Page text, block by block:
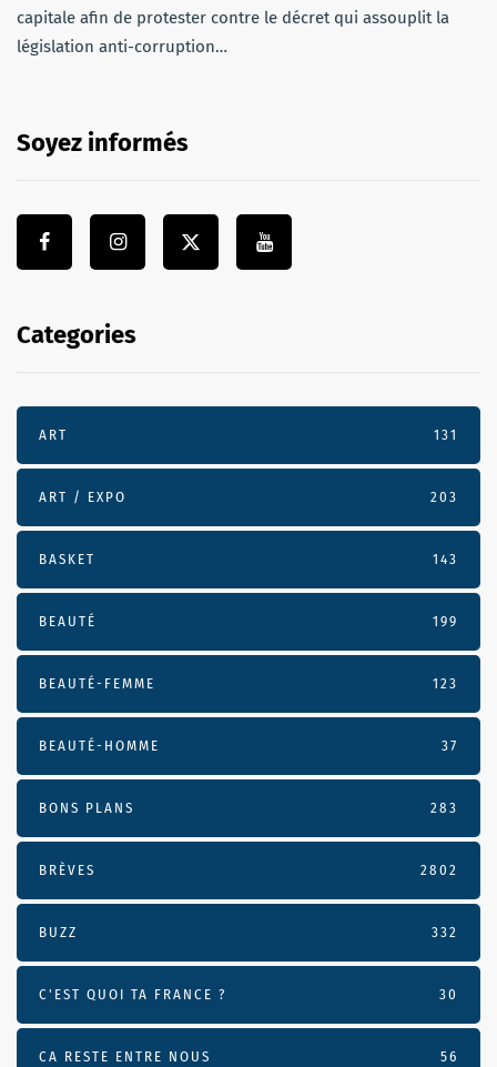
capitale afin de protester contre le décret qui assouplit la
législation anti-corruption…
Soyez informés
Categories
ART 131
ART / EXPO 203
BASKET 143
BEAUTÉ 199
BEAUTÉ-FEMME 123
BEAUTÉ-HOMME 37
BONS PLANS 283
BRÈVES 2802
BUZZ 332
C'EST QUOI TA FRANCE ? 30
CA RESTE ENTRE NOUS 56